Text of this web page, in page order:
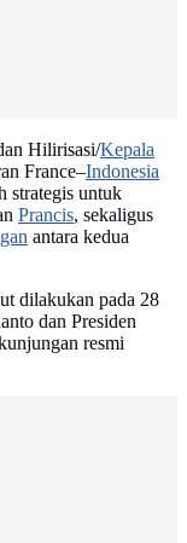
Hilirisasi/Kepala
France–Indonesia
strategis untuk
Prancis, sekaligus
antara kedua
dilakukan pada 28
dan Presiden
resmi